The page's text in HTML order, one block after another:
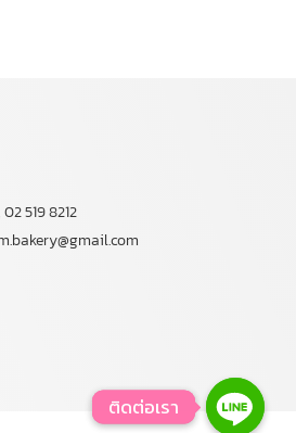
519 8212
ติดต่อเรา
ติดต่อเรา